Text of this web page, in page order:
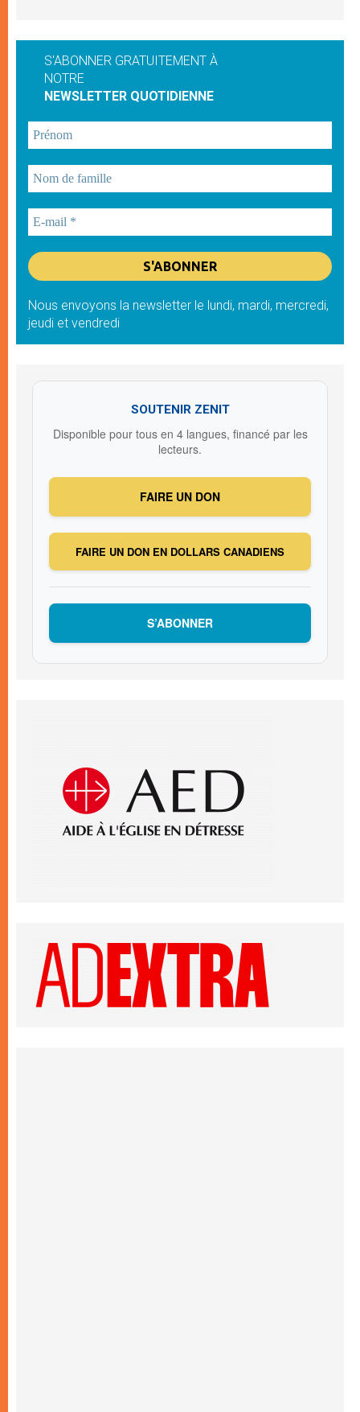
S'ABONNER GRATUITEMENT À
NOTRE
NEWSLETTER QUOTIDIENNE
Nous envoyons la newsletter le lundi, mardi, mercredi,
jeudi et vendredi
SOUTENIR ZENIT
Disponible pour tous en 4 langues, financé par les
lecteurs.
FAIRE UN DON
FAIRE UN DON EN DOLLARS CANADIENS
S’ABONNER